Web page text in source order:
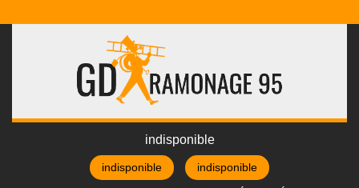
indisponible
indisponible indisponible